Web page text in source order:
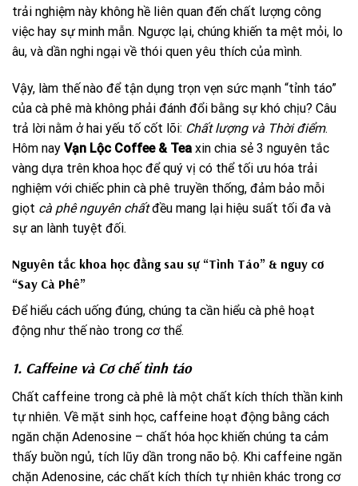
trải nghiệm này không hề liên quan đến chất lượng công
việc hay sự minh mẫn. Ngược lại, chúng khiến ta mệt mỏi, lo
âu, và dần nghi ngại về thói quen yêu thích của mình.
Vậy, làm thế nào để tận dụng trọn vẹn sức mạnh “tỉnh táo”
của cà phê mà không phải đánh đổi bằng sự khó chịu? Câu
trả lời nằm ở hai yếu tố cốt lõi: Chất lượng và Thời điểm.
Hôm nay Vạn Lộc Coffee & Tea xin chia sẻ 3 nguyên tắc
vàng dựa trên khoa học để quý vị có thể tối ưu hóa trải
nghiệm với chiếc phin cà phê truyền thống, đảm bảo mỗi
giọt cà phê nguyên chấtđều mang lại hiệu suất tối đa và
sự an lành tuyệt đối.
Nguyên tắc khoa học đằng sau sự “Tỉnh Táo” & nguy cơ
“Say Cà Phê”
Để hiểu cách uống đúng, chúng ta cần hiểu cà phê hoạt
động như thế nào trong cơ thể.
1. Caffeine và Cơ chế tỉnh táo
Chất caffeine trong cà phê là một chất kích thích thần kinh
tự nhiên. Về mặt sinh học, caffeine hoạt động bằng cách
ngăn chặn Adenosine – chất hóa học khiến chúng ta cảm
thấy buồn ngủ, tích lũy dần trong não bộ. Khi caffeine ngăn
chặn Adenosine, các chất kích thích tự nhiên khác trong cơ